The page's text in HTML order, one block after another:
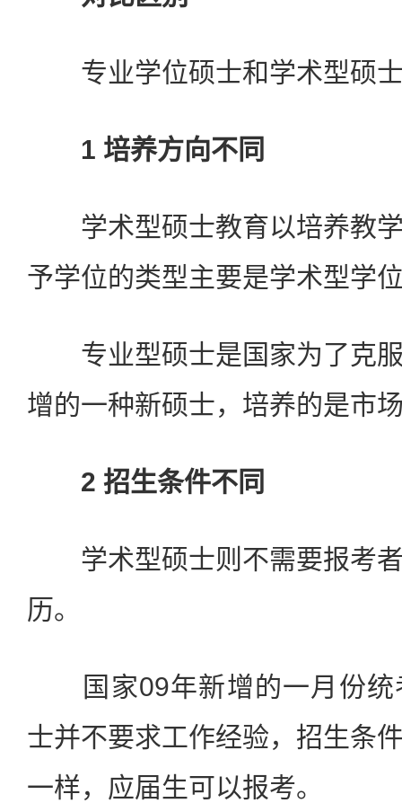
专业学位硕士和学术型硕
1 培养方向不同
学术型硕士教育以培养教学
予学位的类型主要是学术型学
专业型硕士是国家为了克服
增的一种新硕士，培养的是市
2 招生条件不同
学术型硕士则不需要报考者
历。
国家09年新增的一月份统
士并不要求工作经验，招生条
一样，应届生可以报考。